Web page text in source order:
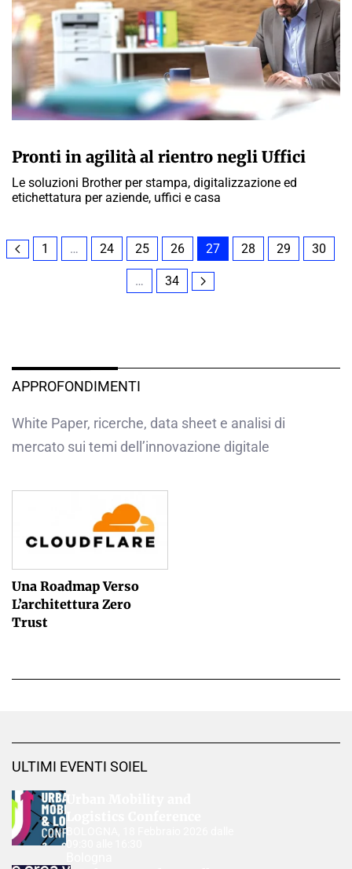
Pronti in agilità al rientro negli Uffici
Le soluzioni Brother per stampa, digitalizzazione ed
etichettatura per aziende, uffici e casa
1 … 24 25 26 27 28 29 30
… 34
APPROFONDIMENTI
White Paper, ricerche, data sheet e analisi di
mercato sui temi dell’innovazione digitale
Una Roadmap Verso
L’architettura Zero
Trust
ULTIMI EVENTI SOIEL
Urban Mobility and
Logistics Conference
BOLOGNA, 18 Febbraio 2026 dalle
09:30 alle 16:30